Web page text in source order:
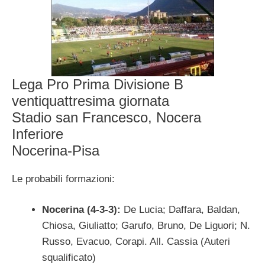
Lega Pro Prima Divisione B
ventiquattresima giornata
Stadio san Francesco, Nocera
Inferiore
Nocerina-Pisa
Le probabili formazioni:
Nocerina (4-3-3): De Lucia; Daffara, Baldan,
Chiosa, Giuliatto; Garufo, Bruno, De Liguori; N.
Russo, Evacuo, Corapi. All. Cassia (Auteri
squalificato)